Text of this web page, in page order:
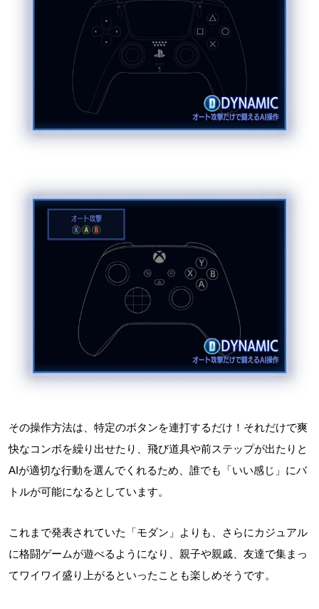
その操作方法は、特定のボタンを連打するだけ！それだけで爽
快なコンボを繰り出せたり、飛び道具や前ステップが出たりと
AIが適切な行動を選んでくれるため、誰でも「いい感じ」にバ
トルが可能になるとしています。
これまで発表されていた「モダン」よりも、さらにカジュアル
に格闘ゲームが遊べるようになり、親子や親戚、友達で集まっ
てワイワイ盛り上がるといったことも楽しめそうです。